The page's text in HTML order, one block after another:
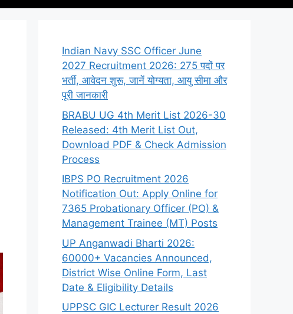
Indian Navy SSC Officer June
2027 Recruitment 2026: 275 पदों पर
भर्ती, आवेदन शुरू, जानें योग्यता, आयु सीमा और
पूरी जानकारी
BRABU UG 4th Merit List 2026-30
Released: 4th Merit List Out,
Download PDF & Check Admission
Process
IBPS PO Recruitment 2026
Notification Out: Apply Online for
7365 Probationary Officer (PO) &
Management Trainee (MT) Posts
UP Anganwadi Bharti 2026:
60000+ Vacancies Announced,
District Wise Online Form, Last
Date & Eligibility Details
UPPSC GIC Lecturer Result 2026